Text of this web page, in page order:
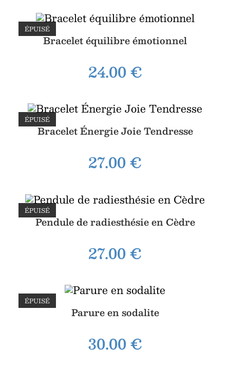
ÉPUISÉ
Bracelet équilibre émotionnel
24.00€
ÉPUISÉ
Bracelet Énergie Joie Tendresse
27.00€
ÉPUISÉ
Pendule de radiesthésie en Cèdre
27.00€
ÉPUISÉ
Parure en sodalite
30.00€